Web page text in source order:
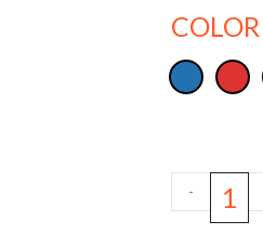
COLOR
-